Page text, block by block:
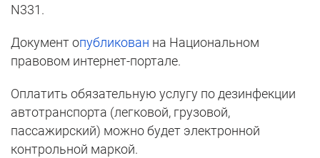
N331.
Документ опубликован на Национальном
правовом интернет-портале.
Оплатить обязательную услугу по дезинфекции
автотранспорта (легковой, грузовой,
пассажирский) можно будет электронной
контрольной маркой.